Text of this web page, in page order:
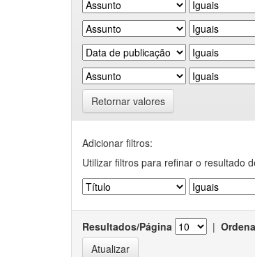
Retornar valores
Adicionar filtros:
Utilizar filtros para refinar o resultado
Resultados/Página |